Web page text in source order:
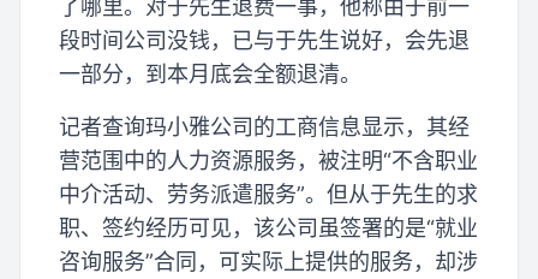
了哪里。对于先生退费一事，他称由于前一
段时间公司没钱，已与于先生说好，会先退
一部分，到本月底会全额退清。
记者查询玛小雅公司的工商信息显示，其经
营范围中的人力资源服务，被注明“不含职业
中介活动、劳务派遣服务”。但从于先生的求
职、签约经历可见，该公司虽签署的是“就业
咨询服务”合同，可实际上提供的服务，却涉